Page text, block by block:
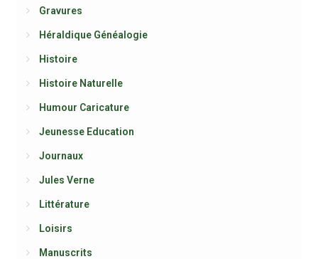
Gravures
Héraldique Généalogie
Histoire
Histoire Naturelle
Humour Caricature
Jeunesse Education
Journaux
Jules Verne
Littérature
Loisirs
Manuscrits